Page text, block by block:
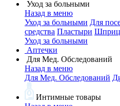
Уход за больными
Назад в меню
Уход за больными Для
средства Пластыри
Уход за больными
Аптечки
Для Мед. Обследований
Назад в меню
Для Мед. Обследований
Интимные товары